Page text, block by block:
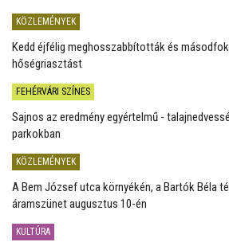
KÖZLEMÉNYEK
Kedd éjfélig meghosszabbították és
hőségriasztást
FEHÉRVÁRI SZÍNES
Sajnos az eredmény egyértelmű -
parkokban
KÖZLEMÉNYEK
A Bem József utca környékén, a Bartók Béla
áramszünet augusztus 10-én
KULTÚRA